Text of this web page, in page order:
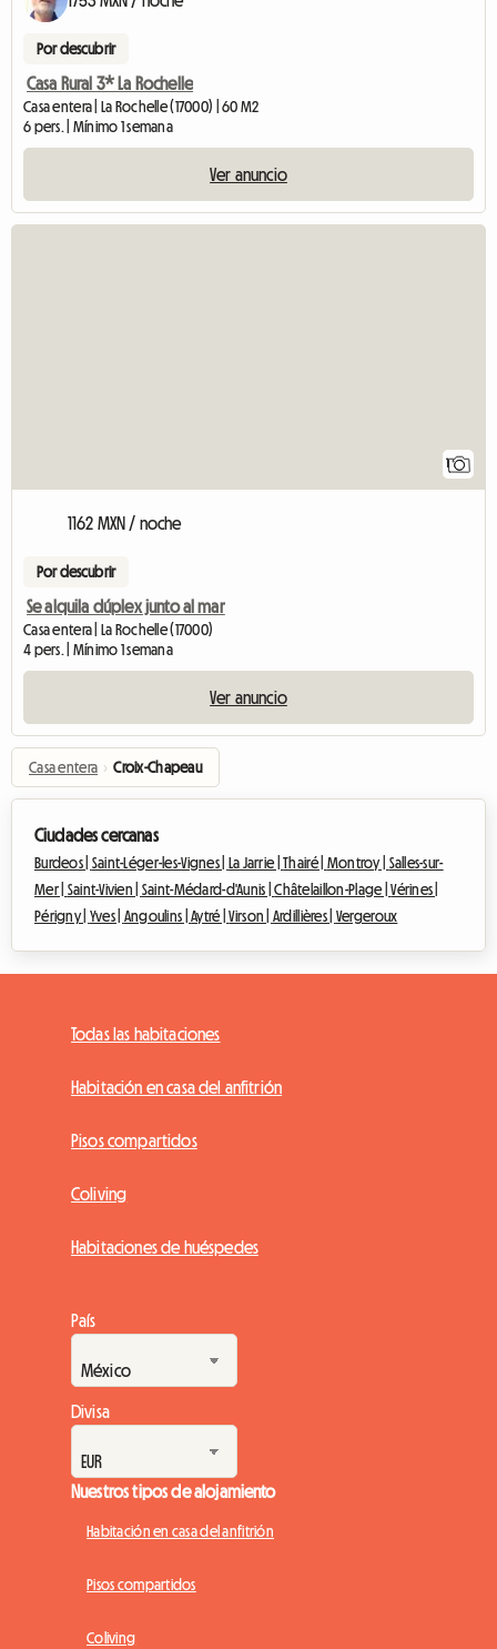
Por descubrir
Casa Rural 3* La Rochelle
Casa entera | La Rochelle (17000) | 60 M2
6 pers. | Mínimo 1 semana
Ver anuncio
1
1162 MXN / noche
Por descubrir
Se alquila dúplex junto al mar
Casa entera | La Rochelle (17000)
4 pers. | Mínimo 1 semana
Ver anuncio
Casa entera › Croix-Chapeau
Ciudades cercanas
Burdeos | Saint-Léger-les-Vignes | La Jarrie |Thairé | Montroy | Salles-sur-
Mer | Saint-Vivien | Saint-Médard-d'Aunis |Châtelaillon-Plage |Vérines |
Périgny | Yves | Angoulins |Aytré |Virson | Ardillières | Vergeroux
Todas las habitaciones
Habitación en casa del anfitrión
Pisos compartidos
Coliving
Habitaciones de huéspedes
País
Divisa
Nuestros tipos de alojamiento
Habitación en casa del anfitrión
Pisos compartidos
Coliving